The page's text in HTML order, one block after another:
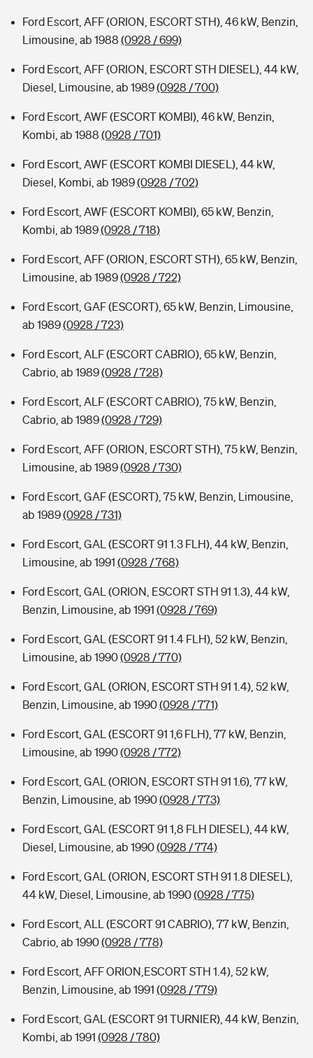
Ford Escort, AFF (ORION, ESCORT STH), 46 kW, Benzin,
Limousine, ab 1988 (0928 / 699)
Ford Escort, AFF (ORION, ESCORT STH DIESEL), 44 kW,
Diesel, Limousine, ab 1989(0928 / 700)
Ford Escort, AWF (ESCORT KOMBI), 46 kW, Benzin,
Kombi, ab 1988 (0928 / 701)
Ford Escort, AWF (ESCORT KOMBI DIESEL), 44 kW,
Diesel, Kombi, ab 1989(0928 / 702)
Ford Escort, AWF (ESCORT KOMBI), 65 kW, Benzin,
Kombi, ab 1989(0928 / 718)
Ford Escort, AFF (ORION, ESCORT STH), 65 kW, Benzin,
Limousine, ab 1989(0928 / 722)
Ford Escort, GAF (ESCORT), 65 kW, Benzin, Limousine,
ab 1989(0928 / 723)
Ford Escort, ALF (ESCORT CABRIO), 65 kW, Benzin,
Cabrio, ab 1989(0928 / 728)
Ford Escort, ALF (ESCORT CABRIO), 75 kW, Benzin,
Cabrio, ab 1989(0928 / 729)
Ford Escort, AFF (ORION, ESCORT STH), 75 kW, Benzin,
Limousine, ab 1989(0928 / 730)
Ford Escort, GAF (ESCORT), 75 kW, Benzin, Limousine,
ab 1989(0928 / 731)
Ford Escort, GAL (ESCORT 91 1.3 FLH), 44 kW, Benzin,
Limousine, ab 1991 (0928 / 768)
Ford Escort, GAL (ORION, ESCORT STH 91 1.3), 44 kW,
Benzin, Limousine, ab 1991 (0928 / 769)
Ford Escort, GAL (ESCORT 91 1.4 FLH), 52 kW, Benzin,
Limousine, ab 1990(0928 / 770)
Ford Escort, GAL (ORION, ESCORT STH 91 1.4), 52 kW,
Benzin, Limousine, ab 1990(0928 / 771)
Ford Escort, GAL (ESCORT 91 1,6 FLH), 77 kW, Benzin,
Limousine, ab 1990(0928 / 772)
Ford Escort, GAL (ORION, ESCORT STH 91 1.6), 77 kW,
Benzin, Limousine, ab 1990(0928 / 773)
Ford Escort, GAL (ESCORT 91 1,8 FLH DIESEL), 44 kW,
Diesel, Limousine, ab 1990(0928 / 774)
Ford Escort, GAL (ORION, ESCORT STH 91 1.8 DIESEL),
44 kW, Diesel, Limousine, ab 1990(0928 / 775)
Ford Escort, ALL (ESCORT 91 CABRIO), 77 kW, Benzin,
Cabrio, ab 1990(0928 / 778)
Ford Escort, AFF ORION,ESCORT STH 1.4), 52 kW,
Benzin, Limousine, ab 1991 (0928 / 779)
Ford Escort, GAL (ESCORT 91 TURNIER), 44 kW, Benzin,
Kombi, ab 1991 (0928 / 780)